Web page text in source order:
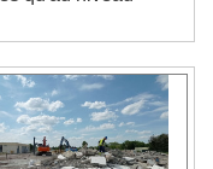
qu'au niveau